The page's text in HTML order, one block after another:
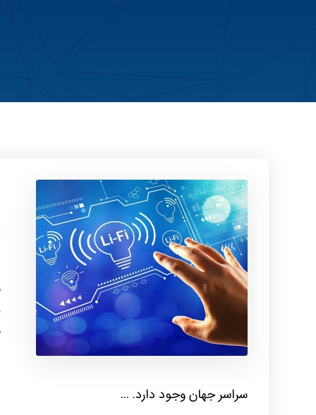
سراسر جهان وجود دارد. ...